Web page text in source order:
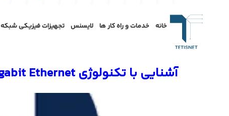
خانه خدمات و راه کار ها لایسنس تجهیزات فیزیکی شبکه
آشنایی با تکنولوژی Cisco Multigigabit Ethernet